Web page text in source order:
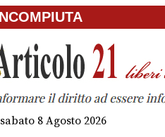
sabato 8 Agosto 2026